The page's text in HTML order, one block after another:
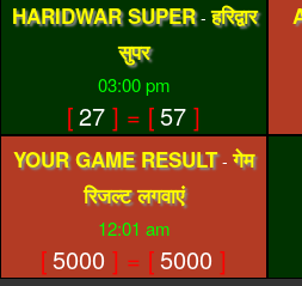
HARIDWAR SUPER - हरिद्वार
सुपर
03:00 pm
[27 ] = [57 ]
YOUR GAME RESULT - गेम
रिजल्ट लगवाएं
12:01 am
[5000 ] = [5000 ]